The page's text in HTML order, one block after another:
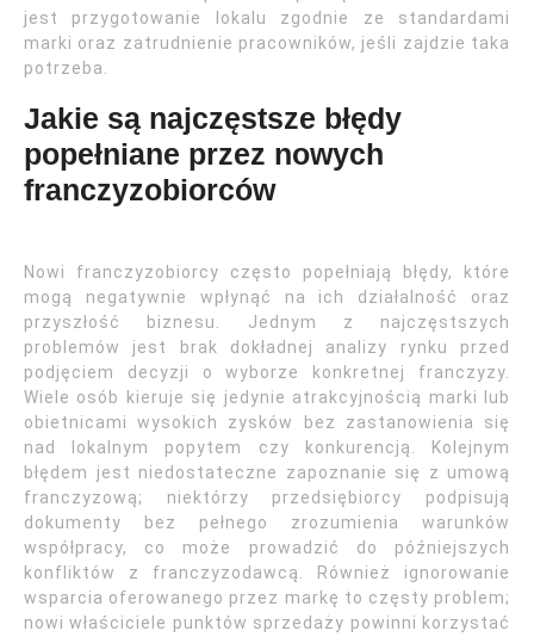
jest przygotowanie lokalu zgodnie ze standardami
marki oraz zatrudnienie pracowników, jeśli zajdzie taka
potrzeba.
Jakie są najczęstsze błędy
popełniane przez nowych
franczyzobiorców
Nowi franczyzobiorcy często popełniają błędy, które
mogą negatywnie wpłynąć na ich działalność oraz
przyszłość biznesu. Jednym z najczęstszych
problemów jest brak dokładnej analizy rynku przed
podjęciem decyzji o wyborze konkretnej franczyzy.
Wiele osób kieruje się jedynie atrakcyjnością marki lub
obietnicami wysokich zysków bez zastanowienia się
nad lokalnym popytem czy konkurencją. Kolejnym
błędem jest niedostateczne zapoznanie się z umową
franczyzową; niektórzy przedsiębiorcy podpisują
dokumenty bez pełnego zrozumienia warunków
współpracy, co może prowadzić do późniejszych
konfliktów z franczyzodawcą. Również ignorowanie
wsparcia oferowanego przez markę to częsty problem;
nowi właściciele punktów sprzedaży powinni korzystać